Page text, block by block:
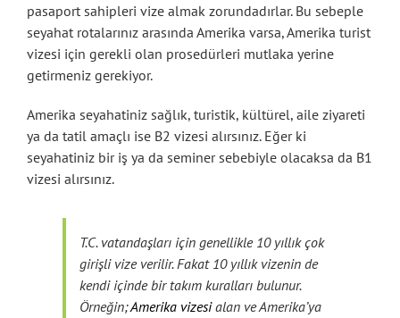
pasaport sahipleri vize almak zorundadırlar. Bu sebeple
seyahat rotalarınız arasında Amerika varsa, Amerika turist
vizesi için gerekli olan prosedürleri mutlaka yerine
getirmeniz gerekiyor.
Amerika seyahatiniz sağlık, turistik, kültürel, aile ziyareti
ya da tatil amaçlı ise B2 vizesi alırsınız. Eğer ki
seyahatiniz bir iş ya da seminer sebebiyle olacaksa da B1
vizesi alırsınız.
T.C. vatandaşları için genellikle 10 yıllık çok
girişli vize verilir. Fakat 10 yıllık vizenin de
kendi içinde bir takım kuralları bulunur.
Örneğin;Amerika vizesialan ve Amerika’ya